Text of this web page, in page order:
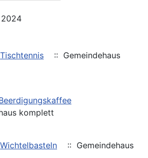
Tischtennis
:: Gemeindehaus
komplett
Wichtelbasteln
:: Gemeindehaus